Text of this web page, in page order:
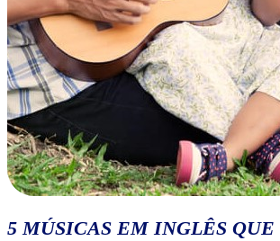
5 MÚSICAS EM INGLÊS QUE